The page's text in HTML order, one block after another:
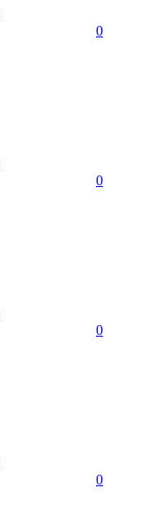
0
0
0
0